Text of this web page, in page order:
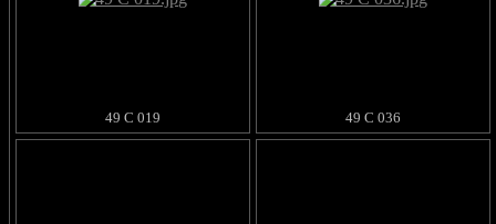
49 C 019 49 C 036